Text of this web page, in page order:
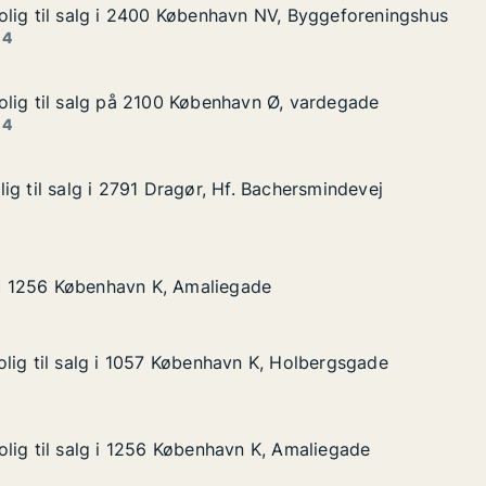
NV, Byggeforeningshus
2400 København NV, Byggeforeningshus
til salg i 2400 København NV, Byggeforeningshus
til salg i 2400 København NV, Byggeforeningshus
Ø, vardegade
2100 København Ø, vardegade
til salg på 2100 København Ø, vardegade
til salg på 2100 København Ø, vardegade
Dragør, Hf. Bachersmindevej
til salg i 2791 Dragør, Hf. Bachersmindevej
til salg i 2791 Dragør, Hf. Bachersmindevej
K, Amaliegade
København K, Amaliegade
København K, Amaliegade
Holbergsgade
1057 København K, Holbergsgade
til salg i 1057 København K, Holbergsgade
til salg i 1057 København K, Holbergsgade
K, Amaliegade
1256 København K, Amaliegade
til salg i 1256 København K, Amaliegade
til salg i 1256 København K, Amaliegade